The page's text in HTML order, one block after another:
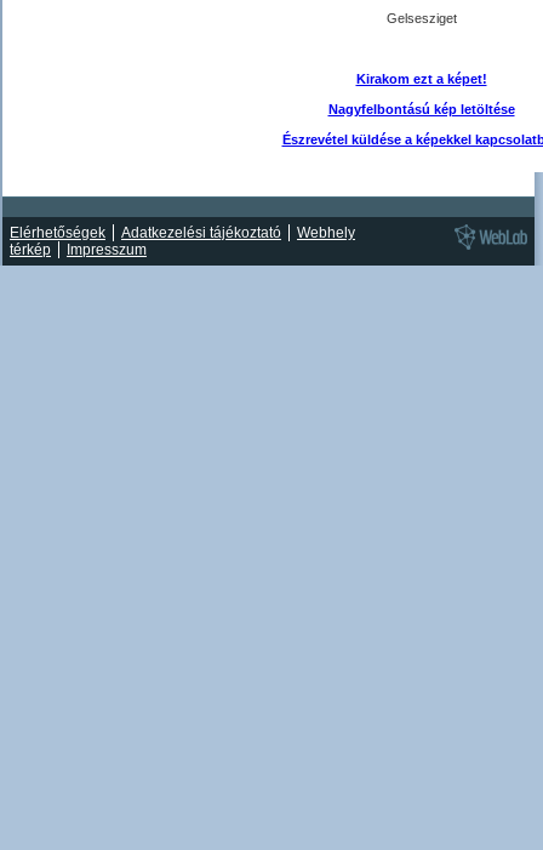
Gelsesziget
Kirakom ezt a képet!
Nagyfelbontású kép letöltése
Észrevétel küldése a képekkel
Elérhetőségek Adatkezelési tájékoztató
Webhely
térkép
Impresszum